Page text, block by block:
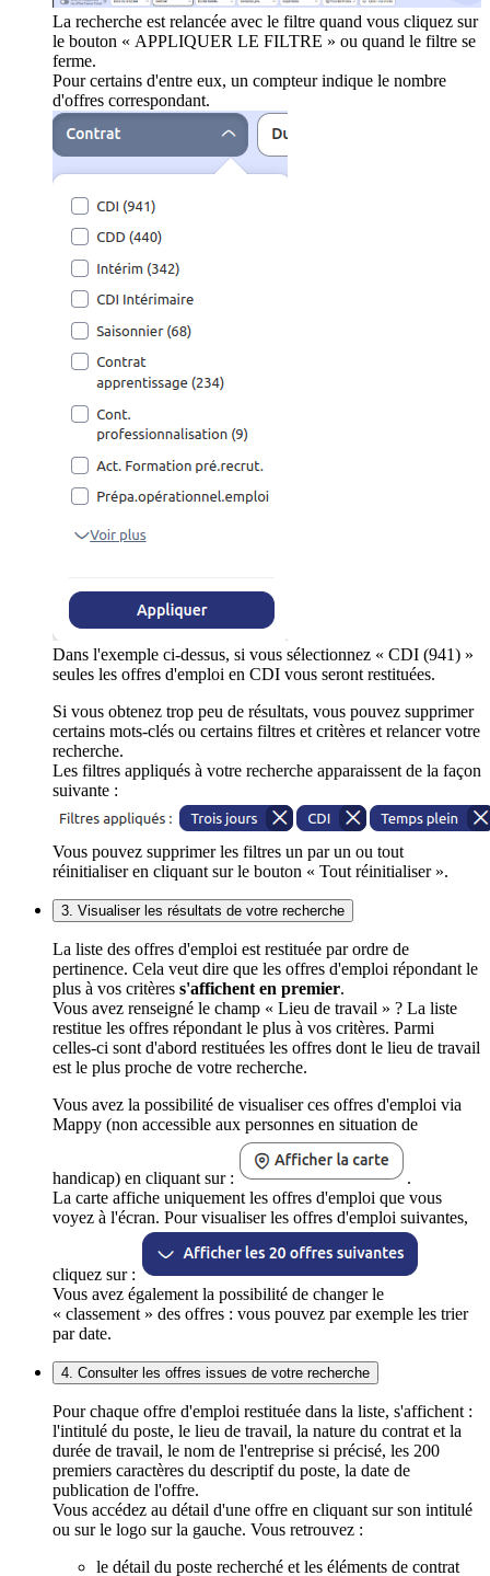
La recherche est relancée avec le filtre quand vous cliquez sur
le bouton « APPLIQUER LE FILTRE » ou quand le filtre se
ferme.
Pour certains d'entre eux, un compteur indique le nombre
d'offres correspondant.
Dans l'exemple ci-dessus, si vous sélectionnez « CDI (941) »
seules les offres d'emploi en CDI vous seront restituées.
Si vous obtenez trop peu de résultats, vous pouvez supprimer
certains mots-clés ou certains filtres et critères et relancer votre
recherche.
Les filtres appliqués à votre recherche apparaissent de la façon
suivante :
Vous pouvez supprimer les filtres un par un ou tout
réinitialiser en cliquant sur le bouton « Tout réinitialiser ».
3. Visualiser les résultats de votre recherche
La liste des offres d'emploi est restituée par ordre de
pertinence. Cela veut dire que les offres d'emploi répondant le
plus à vos critères s'affichent en premier.
Vous avez renseigné le champ « Lieu de travail » ? La liste
restitue les offres répondant le plus à vos critères. Parmi
celles-ci sont d'abord restituées les offres dont le lieu de travail
est le plus proche de votre recherche.
Vous avez la possibilité de visualiser ces offres d'emploi via
Mappy (non accessible aux personnes en situation de
handicap) en cliquant sur :
.
La carte affiche uniquement les offres d'emploi que vous
voyez à l'écran. Pour visualiser les offres d'emploi suivantes,
cliquez sur :
Vous avez également la possibilité de changer le
« classement » des offres : vous pouvez par exemple les trier
par date.
4. Consulter les offres issues de votre recherche
Pour chaque offre d'emploi restituée dans la liste, s'affichent :
l'intitulé du poste, le lieu de travail, la nature du contrat et la
durée de travail, le nom de l'entreprise si précisé, les 200
premiers caractères du descriptif du poste, la date de
publication de l'offre.
Vous accédez au détail d'une offre en cliquant sur son intitulé
ou sur le logo sur la gauche. Vous retrouvez :
le détail du poste recherché et les éléments de contrat